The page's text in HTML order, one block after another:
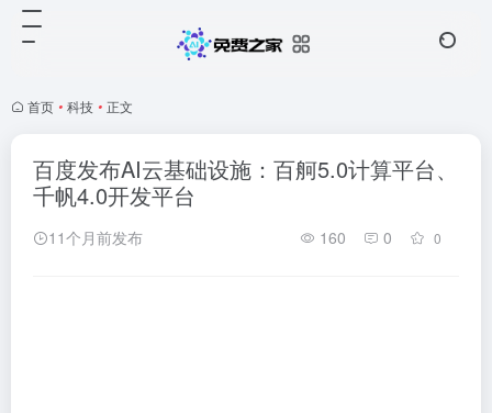
首页 • 科技 • 正文
百度发布AI云基础设施：百舸5.0计算平台、
千帆4.0开发平台
11个月前发布 160 0 0